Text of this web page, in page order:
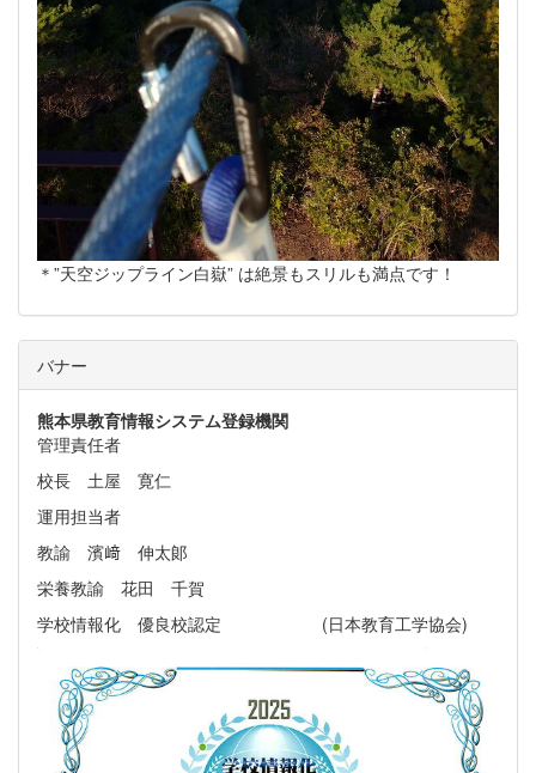
＊”天空ジップライン白嶽” は絶景もスリルも満点です！
バナー
熊本県教育情報システム登録機関
管理責任者
校長 土屋 寛仁
運用担当者
教諭 濱﨑 伸太郞
栄養教諭 花田 千賀
学校情報化 優良校認定 (日本教育工学協会)